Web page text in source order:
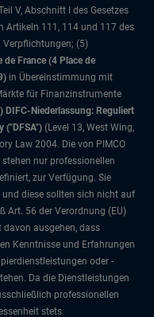
V, Abschnitt I des Gesetzes
Artikeln 111, 114 und 117 des
Verpflichtungen; (5)
France (4 Place de
in Übereinstimmung mit
für Finanzinstrumente
DIFC-Niederlassung: Reguliert
("DFSA") (Level 13, West Wing,
Law 2004. Die von PIMCO
nur professionellen
zur Verfügung. Sie
diese sollten sich nicht auf
Art. 56 der Verordnung (EU)
ausgehen, dass
Kenntnisse und Erfahrungen
oder -
Da die Dienstleistungen
professionellen
stets